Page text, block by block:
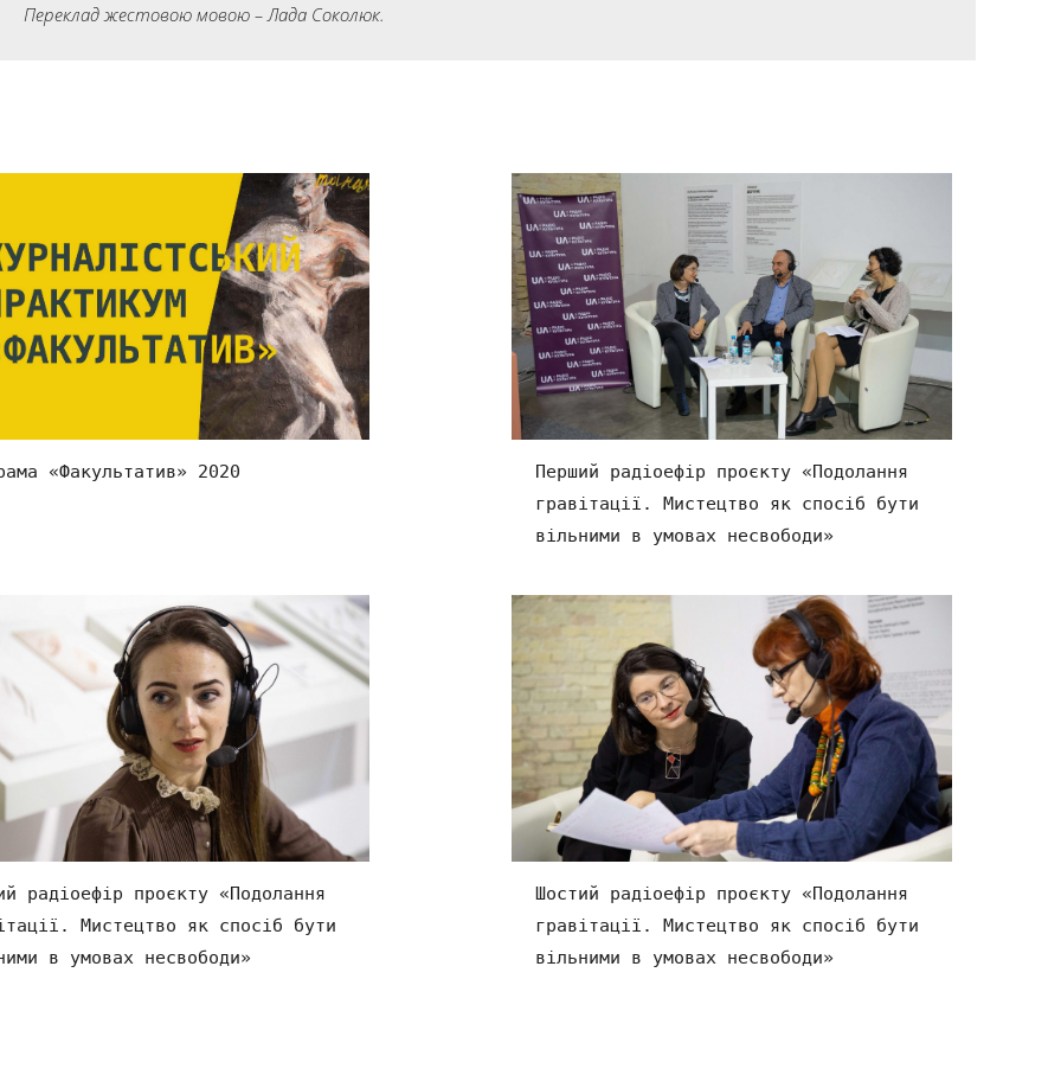
Переклад жестовою мовою – Лада Соколюк.
«Факультатив» 2020
Перший радіоефір проєкту «Подолання
гравітації. Мистецтво як спосіб бути
вільними в умовах несвободи»
радіоефір проєкту «Подолання
Мистецтво як спосіб бути
в умовах несвободи»
Шостий радіоефір проєкту «Подолання
гравітації. Мистецтво як спосіб бути
вільними в умовах несвободи»